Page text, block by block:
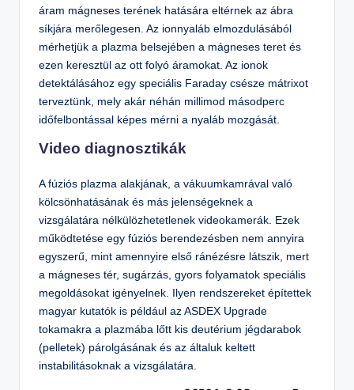
áram mágneses terének hatására eltérnek az ábra
síkjára merőlegesen. Az ionnyaláb elmozdulásából
mérhetjük a plazma belsejében a mágneses teret és
ezen keresztül az ott folyó áramokat. Az ionok
detektálásához egy speciális Faraday csésze mátrixot
terveztünk, mely akár néhán millimod másodperc
időfelbontással képes mérni a nyaláb mozgását.
Video diagnosztikák
A fúziós plazma alakjának, a vákuumkamrával való
kölcsönhatásának és más jelenségeknek a
vizsgálatára nélkülözhetetlenek videokamerák. Ezek
működtetése egy fúziós berendezésben nem annyira
egyszerű, mint amennyire első ránézésre látszik, mert
a mágneses tér, sugárzás, gyors folyamatok speciális
megoldásokat igényelnek. Ilyen rendszereket építettek
magyar kutatók is például az ASDEX Upgrade
tokamakra a plazmába lőtt kis deutérium jégdarabok
(pelletek) párolgásának és az általuk keltett
instabilitásoknak a vizsgálatára.